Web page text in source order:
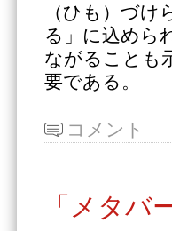
（ひも）づ
る」に込めら
ながることも
要である。
コメント
「メタバ